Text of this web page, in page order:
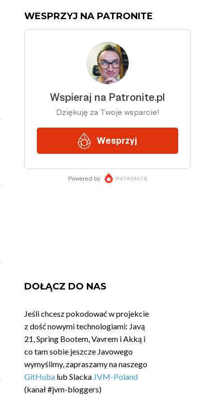
WESPRZYJ NA PATRONITE
DOŁĄCZ DO NAS
Jeśli chcesz pokodować w projekcie
z dość nowymi technologiami: Javą
21, Spring Bootem, Vavrem i Akką i
co tam sobie jeszcze Javowego
wymyślimy, zapraszamy na naszego
GitHuba lub Slacka JVM-Poland
(kanał #jvm-bloggers)